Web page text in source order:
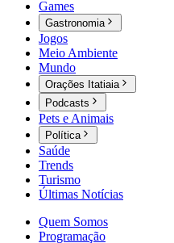
Games
Gastronomia
Jogos
Meio Ambiente
Mundo
Orações Itatiaia
Podcasts
Pets e Animais
Política
Saúde
Trends
Turismo
Últimas Notícias
Quem Somos
Programação